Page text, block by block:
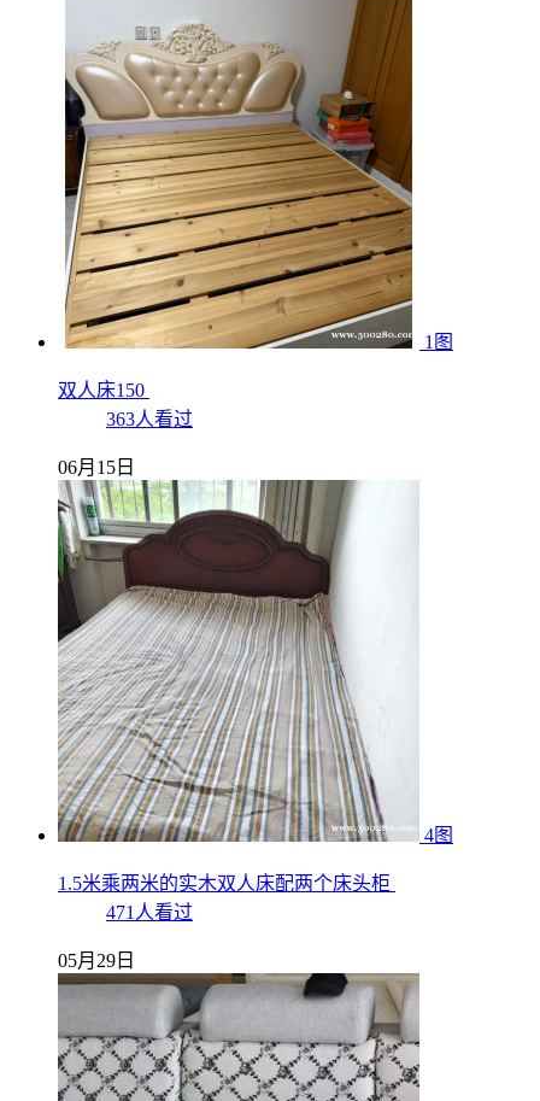
1图
双人床150
363人看过
06月15日
4图
1.5米乘两米的实木双人床配两个床头柜
471人看过
05月29日